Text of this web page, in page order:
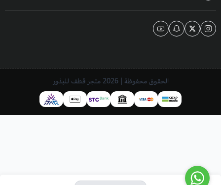
الحقوق محفوظة | 2026 متجر قطف للبذور